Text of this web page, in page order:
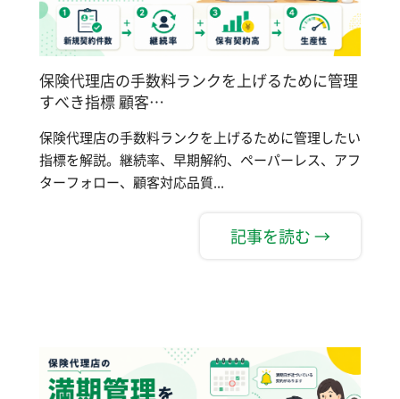
保険代理店の手数料ランクを上げるために管理
すべき指標 顧客…
保険代理店の手数料ランクを上げるために管理したい
指標を解説。継続率、早期解約、ペーパーレス、アフ
ターフォロー、顧客対応品質...
記事を読む →